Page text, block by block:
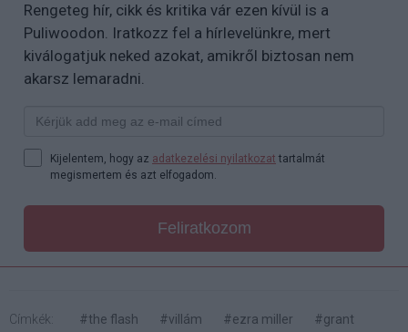
Rengeteg hír, cikk és kritika vár ezen kívül is a
Puliwoodon. Iratkozz fel a hírlevelünkre, mert
kiválogatjuk neked azokat, amikről biztosan nem
akarsz lemaradni.
Kijelentem, hogy az adatkezelési nyilatkozat tartalmát
megismertem és azt elfogadom.
Feliratkozom
Címkék: #the flash #villám #ezra miller
#grant